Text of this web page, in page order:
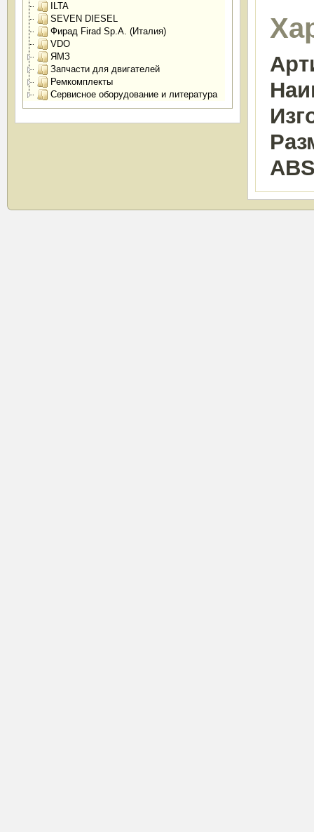
ILTA
SEVEN DIESEL
Фирад Firad Sp.A. (Италия)
VDO
ЯМЗ
Запчасти для двигателей
Ремкомплекты
Сервисное оборудование и литература